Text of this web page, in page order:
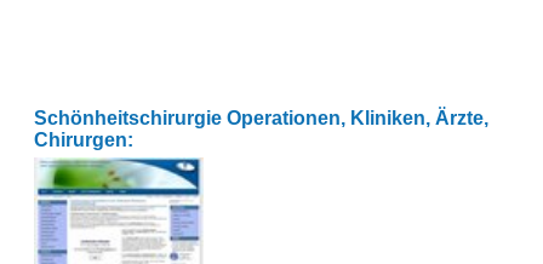
Schönheitschirurgie Operationen, Kliniken, Ärzte,
Chirurgen: